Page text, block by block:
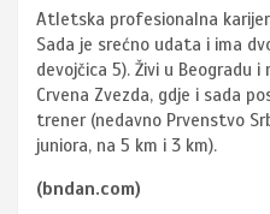
Atletska profesionalna
Sada je srećno udata i ima
devojčica 5). Živi u Beogradu
Crvena Zvezda, gdje i sada
trener (nedavno Prvenstvo
juniora, na 5 km i 3 km).
(bndan.com)